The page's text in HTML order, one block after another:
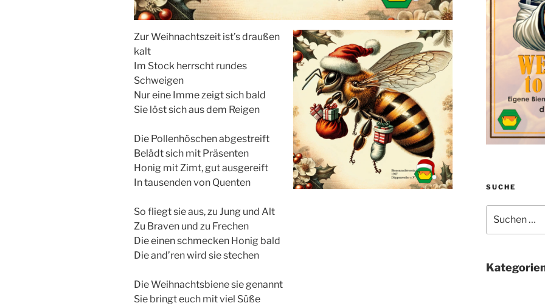
Zur Weihnachtszeit ist’s draußen
kalt
Im Stock herrscht rundes
Schweigen
Nur eine Imme zeigt sich bald
Sie löst sich aus dem Reigen
Die Pollenhöschen abgestreift
Belädt sich mit Präsenten
Honig mit Zimt, gut ausgereift
In tausenden von Quenten
So fliegt sie aus, zu Jung und Alt
Zu Braven und zu Frechen
Die einen schmecken Honig bald
Die and’ren wird sie stechen
Die Weihnachtsbiene sie genannt
Sie bringt euch mit viel Süße
SUCHE
nach: